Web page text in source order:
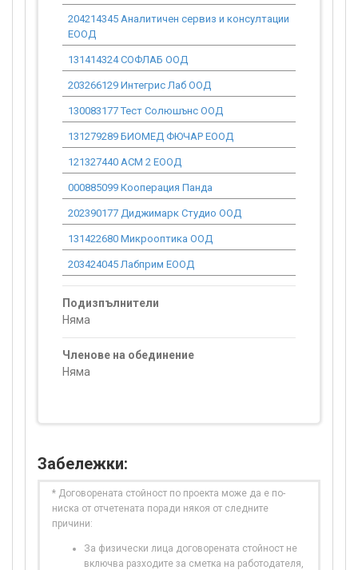
204214345 Аналитичен сервиз и консултации
ЕООД
131414324 СОФЛАБ ООД
203266129 Интегрис Лаб ООД
130083177 Тест Солюшънс ООД
131279289 БИОМЕД ФЮЧАР ЕООД
121327440 АСМ 2 ЕООД
000885099 Кооперация Панда
202390177 Диджимарк Студио ООД
131422680 Микрооптика ООД
203424045 Лабприм ЕООД
Подизпълнители
Няма
Членове на обединение
Няма
Забележки:
* Договорената стойност по проекта може да е по-
ниска от отчетената поради някоя от следните
причини:
За физически лица договорената стойност не
включва разходите за сметка на работодателя,